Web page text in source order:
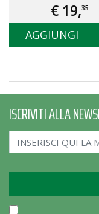
€ 19,35
AGGIUNGI
ISCRIVITI ALLA